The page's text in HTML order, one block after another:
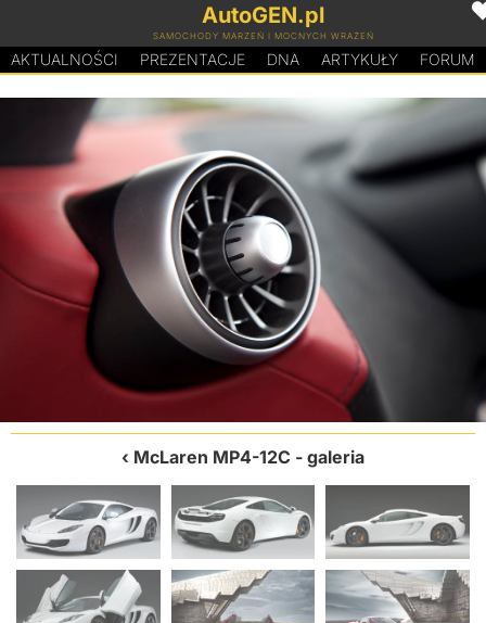
AutoGEN.pl
SAMOCHODY MARZEŃ I MOCNYCH WRAŻEŃ
AKTUALNOŚCI PREZENTACJE DNA ARTYKUŁY FORUM
McLaren MP4-12C - galeria